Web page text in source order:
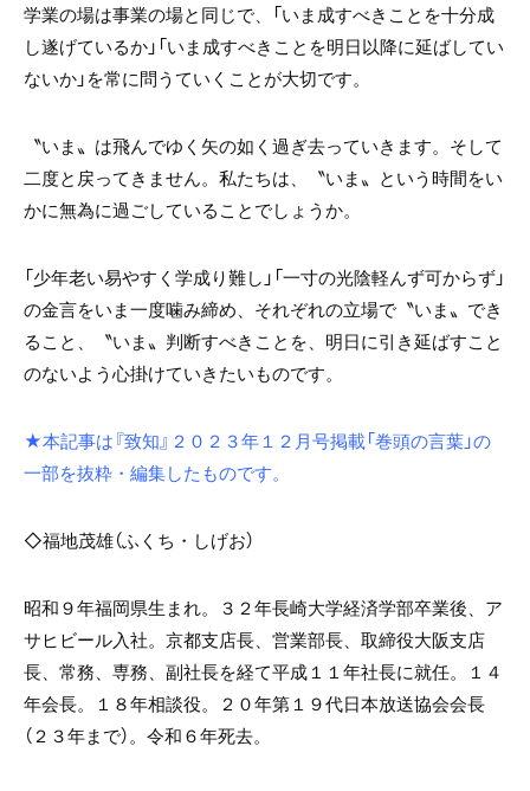
学業の場は事業の場と同じで、「いま成すべきことを十分成
し遂げているか」「いま成すべきことを明日以降に延ばしてい
ないか」を常に問うていくことが大切です。
〝いま〟は飛んでゆく矢の如く過ぎ去っていきます。そして
二度と戻ってきません。私たちは、〝いま〟という時間をい
かに無為に過ごしていることでしょうか。
「少年老い易やすく学成り難し」「一寸の光陰軽んず可からず」
の金言をいま一度噛み締め、それぞれの立場で〝いま〟でき
ること、〝いま〟判断すべきことを、明日に引き延ばすこと
のないよう心掛けていきたいものです。
★本記事は『致知』２０２３年１２月号掲載「巻頭の言葉」の
一部を抜粋・編集したものです。
◇福地茂雄（ふくち・しげお）
昭和９年福岡県生まれ。３２年長崎大学経済学部卒業後、ア
サヒビール入社。京都支店長、営業部長、取締役大阪支店
長、常務、専務、副社長を経て平成１１年社長に就任。１４
年会長。１８年相談役。２０年第１９代日本放送協会会長
（２３年まで）。令和６年死去。